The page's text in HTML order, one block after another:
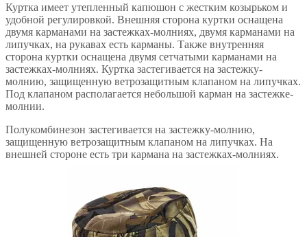
Куртка имеет утепленный капюшон с жестким козырьком и
удобной регулировкой. Внешняя сторона куртки оснащена
двумя карманами на застежках-молниях, двумя карманами на
липучках, на рукавах есть карманы. Также внутренняя
сторона куртки оснащена двумя сетчатыми карманами на
застежках-молниях. Куртка застегивается на застежку-
молнию, защищенную ветрозащитным клапаном на липучках.
Под клапаном располагается небольшой карман на застежке-
молнии.
Полукомбинезон застегивается на застежку-молнию,
защищенную ветрозащитным клапаном на липучках. На
внешней стороне есть три кармана на застежках-молниях.